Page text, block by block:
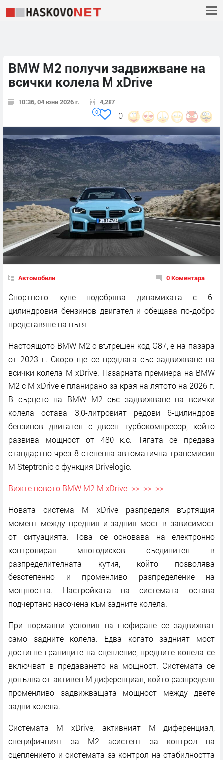
BMW M2 получи задвижване на
всички колела M xDrive
10:36, 04 юни 2026 г. 4,287
0
0
Автомобили 0 Коментара
Спортното купе подобрява динамиката с 6-
цилиндровия бензинов двигател и обещава по-добро
представяне на пътя
Настоящото BMW M2 с вътрешен код G87, е на пазара
от 2023 г. Скоро ще се предлага със задвижване на
всички колела M xDrive. Пазарната премиера на BMW
M2 с M xDrive е планирано за края на лятото на 2026 г.
В сърцето на BMW M2 със задвижване на всички
колела остава 3,0-литровият редови 6-цилиндров
бензинов двигател с двоен турбокомпресор, който
развива мощност от 480 к.с. Тягата се предава
стандартно чрез 8-степенна автоматична трансмисия
M Steptronic с функция Drivelogic.
Вижте новото BMW M2 M xDrive >> >> >>
Новата система M xDrive разпределя въртящия
момент между предния и задния мост в зависимост
от ситуацията. Това се основава на електронно
контролиран многодисков съединител в
разпределителната кутия, който позволява
безстепенно и променливо разпределение на
мощността. Настройката на системата остава
подчертано насочена към задните колела.
При нормални условия на шофиране се задвижват
само задните колела. Едва когато задният мост
достигне границите на сцепление, предните колела се
включват в предаването на мощност. Системата се
допълва от активен М диференциал, който разпределя
променливо задвижващата мощност между двете
задни колела.
Системата M xDrive, активният M диференциал,
специфичният за M2 асистент за контрол на
сцеплението и системата за контрол на стабилността